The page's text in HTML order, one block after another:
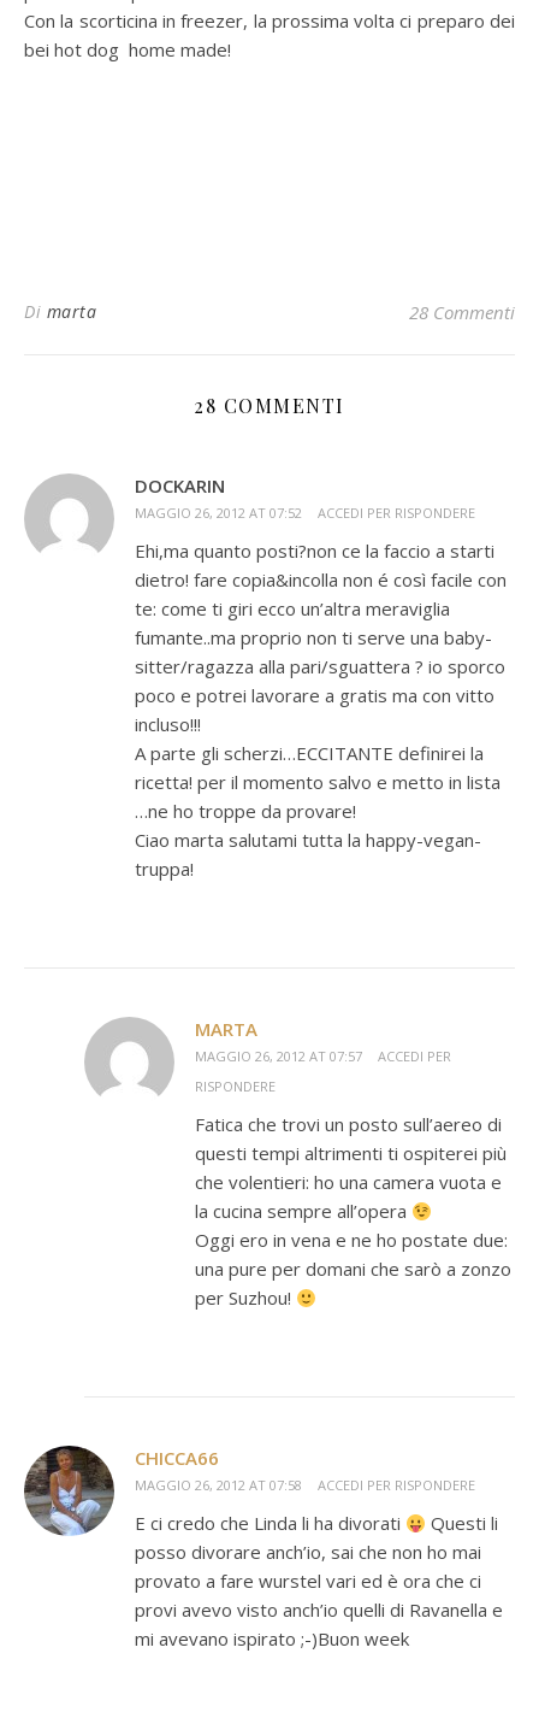
Con la scorticina in freezer, la prossima volta ci preparo dei
bei hot dog home made!
Di marta 28 Commenti
28 COMMENTI
DOCKARIN
MAGGIO 26, 2012 AT 07:52 ACCEDI PER RISPONDERE
Ehi,ma quanto posti?non ce la faccio a starti
dietro! fare copia&incolla non é così facile con
te: come ti giri ecco un’altra meraviglia
fumante..ma proprio non ti serve una baby-
sitter/ragazza alla pari/sguattera ? io sporco
poco e potrei lavorare a gratis ma con vitto
incluso!!!
A parte gli scherzi…ECCITANTE definirei la
ricetta! per il momento salvo e metto in lista
…ne ho troppe da provare!
Ciao marta salutami tutta la happy-vegan-
truppa!
MARTA
MAGGIO 26, 2012 AT 07:57
ACCEDI PER
RISPONDERE
Fatica che trovi un posto sull’aereo di
questi tempi altrimenti ti ospiterei più
che volentieri: ho una camera vuota e
la cucina sempre all’opera
Oggi ero in vena e ne ho postate due:
una pure per domani che sarò a zonzo
per Suzhou!
CHICCA66
MAGGIO 26, 2012 AT 07:58 ACCEDI PER RISPONDERE
E ci credo che Linda li ha divorati
Questi li
posso divorare anch’io, sai che non ho mai
provato a fare wurstel vari ed è ora che ci
provi avevo visto anch’io quelli di Ravanella e
mi avevano ispirato ;-)Buon week